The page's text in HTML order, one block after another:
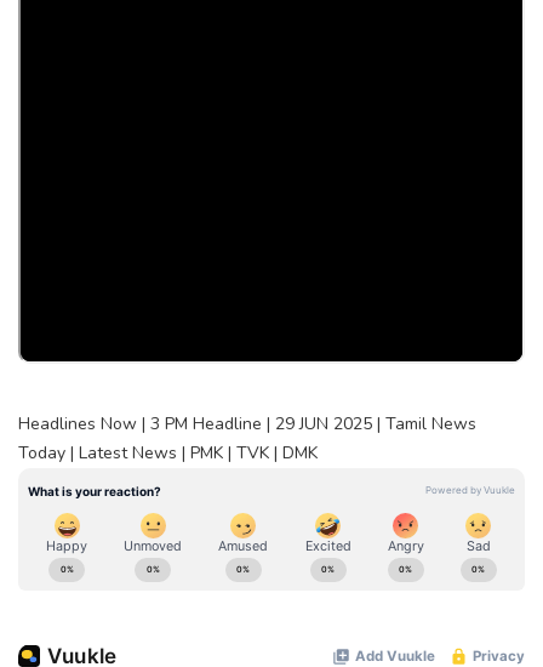
Headlines Now | 3 PM Headline | 29 JUN 2025 | Tamil News
Today | Latest News | PMK | TVK | DMK